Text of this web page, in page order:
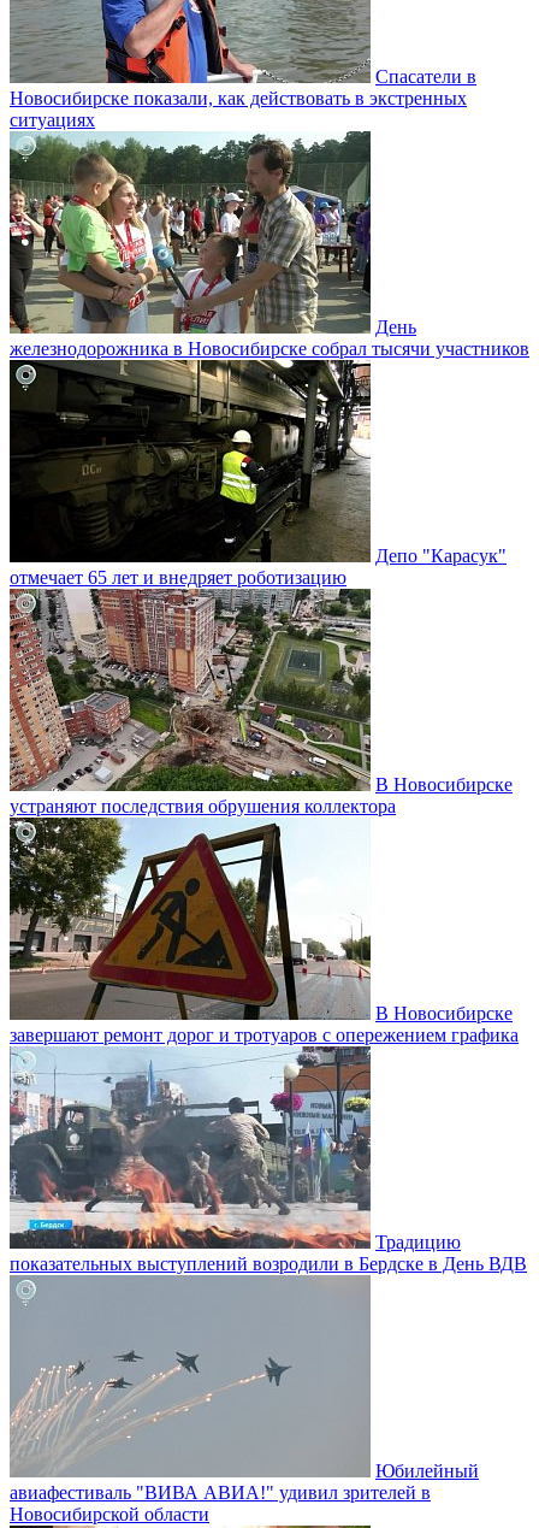
Спасатели в
Новосибирске показали, как действовать в экстренных
ситуациях
День
железнодорожника в Новосибирске собрал тысячи участников
Депо "Карасук"
отмечает 65 лет и внедряет роботизацию
В Новосибирске
устраняют последствия обрушения коллектора
В Новосибирске
завершают ремонт дорог и тротуаров с опережением графика
Традицию
показательных выступлений возродили в Бердске в День ВДВ
Юбилейный
авиафестиваль "ВИВА АВИА!" удивил зрителей в
Новосибирской области